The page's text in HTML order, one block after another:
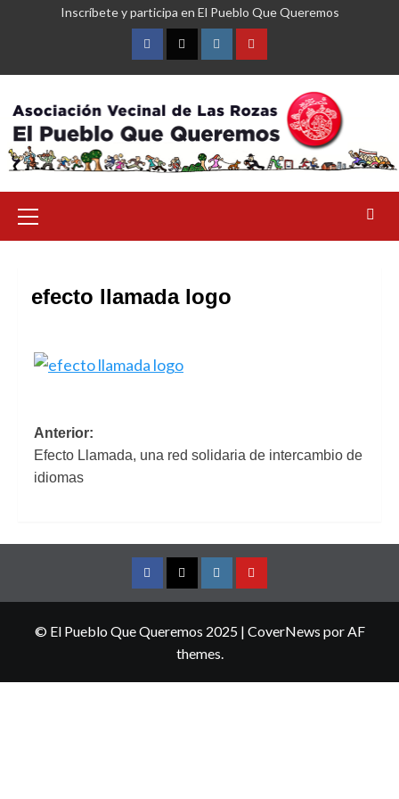
Inscríbete y participa en El Pueblo Que Queremos
FacebookTwitterInstagramYouTube
primario
efecto llamada logo
Navegación
de
Anterior:
Efecto Llamada, una red solidaria de intercambio de
idiomas
FacebookTwitterInstagramYouTube
© El Pueblo Que Queremos 2025 | CoverNews por AF
themes.